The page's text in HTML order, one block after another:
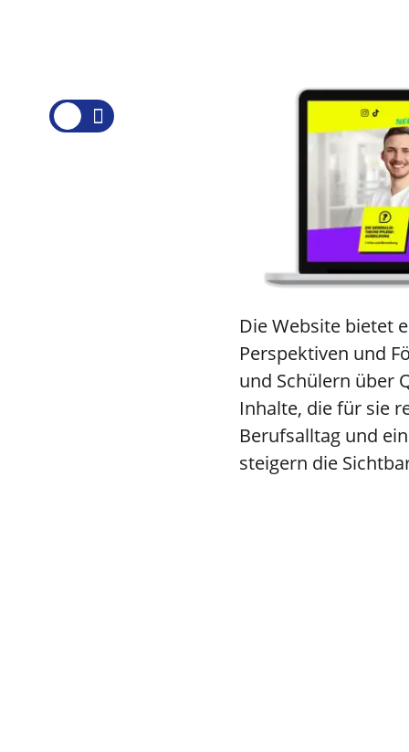

Die Website bietet
Perspektiven und
und Schülern über
Inhalte, die für sie
Berufsalltag und
steigern die